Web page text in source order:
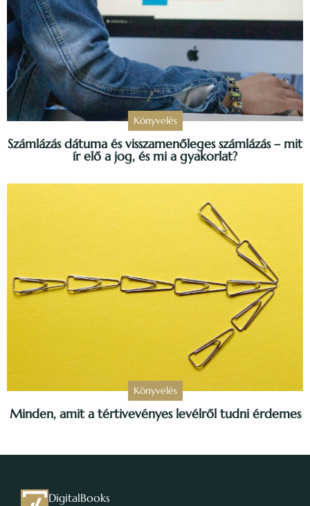
Könyvelés
Számlázás dátuma és visszamenőleges számlázás – mit
ír elő a jog, és mi a gyakorlat?
Könyvelés
Minden, amit a tértivevényes levélről tudni érdemes
DigitalBooks